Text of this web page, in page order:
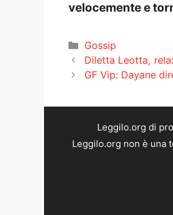
velocemente e
Categorie
Gossip
Diletta Leotta,
GF Vip: Dayane
Leggilo.org di
Leggilo.org non è una